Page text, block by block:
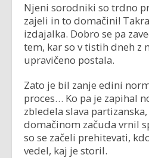
Njeni sorodniki so trdno
zajeli in to domačini!
izdajalka. Dobro se pa
tem, kar so v tistih dneh z
upravičeno postala.
Zato je bil zanje edini
proces… Ko pa je zapihal
zbledela slava
domačinom začuda vrnil
so se začeli prehitevati,
vedel, kaj je storil.